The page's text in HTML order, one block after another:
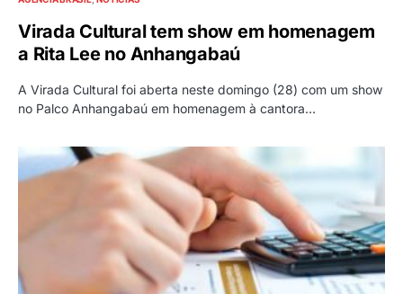
Virada Cultural tem show em homenagem
a Rita Lee no Anhangabaú
A Virada Cultural foi aberta neste domingo (28) com um show
no Palco Anhangabaú em homenagem à cantora…